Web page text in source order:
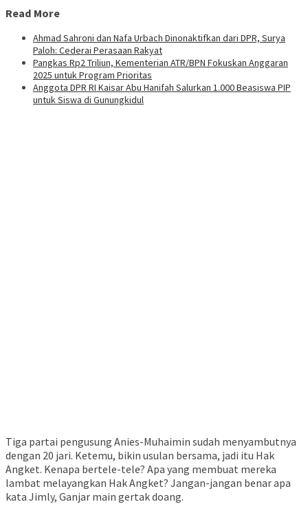
Read More
Ahmad Sahroni dan Nafa Urbach Dinonaktifkan dari DPR, Surya
Paloh: Cederai Perasaan Rakyat
Pangkas Rp2 Triliun, Kementerian ATR/BPN Fokuskan Anggaran
2025 untuk Program Prioritas
Anggota DPR RI Kaisar Abu Hanifah Salurkan 1.000 Beasiswa PIP
untuk Siswa di Gunungkidul
Tiga partai pengusung Anies-Muhaimin sudah menyambutnya
dengan 20 jari. Ketemu, bikin usulan bersama, jadi itu Hak
Angket. Kenapa bertele-tele? Apa yang membuat mereka
lambat melayangkan Hak Angket? Jangan-jangan benar apa
kata Jimly, Ganjar main gertak doang.